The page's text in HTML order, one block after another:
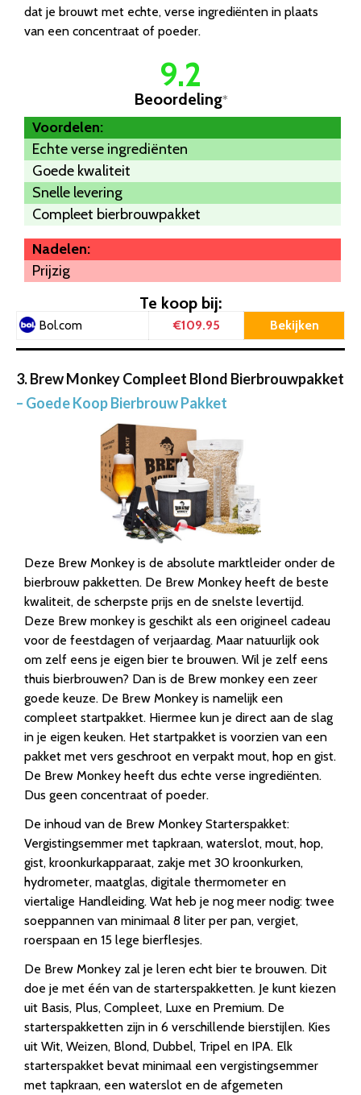
dat je brouwt met echte, verse ingrediënten in plaats
van een concentraat of poeder.
9.2
Beoordeling*
Voordelen:
Echte verse ingrediënten
Goede kwaliteit
Snelle levering
Compleet bierbrouwpakket
Nadelen:
Prijzig
Te koop bij:
Bol.com €109.95 Bekijken
3. Brew Monkey Compleet Blond Bierbrouwpakket
– Goede Koop Bierbrouw Pakket
Deze Brew Monkey is de absolute marktleider onder de
bierbrouw pakketten. De Brew Monkey heeft de beste
kwaliteit, de scherpste prijs en de snelste levertijd.
Deze Brew monkey is geschikt als een origineel cadeau
voor de feestdagen of verjaardag. Maar natuurlijk ook
om zelf eens je eigen bier te brouwen. Wil je zelf eens
thuis bierbrouwen? Dan is de Brew monkey een zeer
goede keuze. De Brew Monkey is namelijk een
compleet startpakket. Hiermee kun je direct aan de slag
in je eigen keuken. Het startpakket is voorzien van een
pakket met vers geschroot en verpakt mout, hop en gist.
De Brew Monkey heeft dus echte verse ingrediënten.
Dus geen concentraat of poeder.
De inhoud van de Brew Monkey Starterspakket:
Vergistingsemmer met tapkraan, waterslot, mout, hop,
gist, kroonkurkapparaat, zakje met 30 kroonkurken,
hydrometer, maatglas, digitale thermometer en
viertalige Handleiding. Wat heb je nog meer nodig: twee
soeppannen van minimaal 8 liter per pan, vergiet,
roerspaan en 15 lege bierflesjes.
De Brew Monkey zal je leren echt bier te brouwen. Dit
doe je met één van de starterspakketten. Je kunt kiezen
uit Basis, Plus, Compleet, Luxe en Premium. De
starterspakketten zijn in 6 verschillende bierstijlen. Kies
uit Wit, Weizen, Blond, Dubbel, Tripel en IPA. Elk
starterspakket bevat minimaal een vergistingsemmer
met tapkraan, een waterslot en de afgemeten